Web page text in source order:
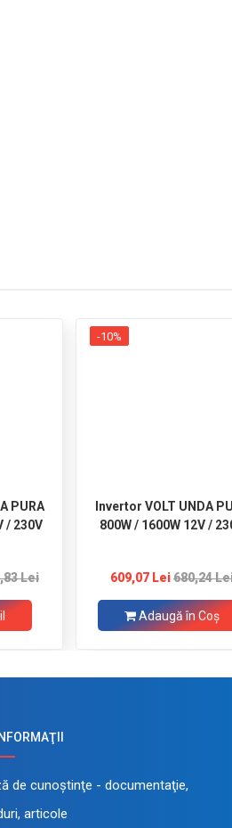
PURA
/ 230V
Lei
Invertor VOLT UNDA
800W / 1600W 12V /
609,07 Lei680,24
-10%
Adaugă în Coş
de cunoştinţe - documentaţie,
articole